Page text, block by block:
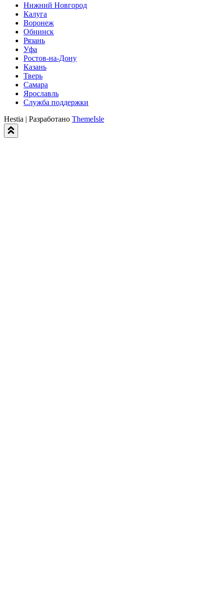
Нижний Новгород
Калуга
Воронеж
Обнинск
Рязань
Уфа
Ростов-на-Дону
Казань
Тверь
Самара
Ярославль
Служба поддержки
Hestia | Разработано ThemeIsle